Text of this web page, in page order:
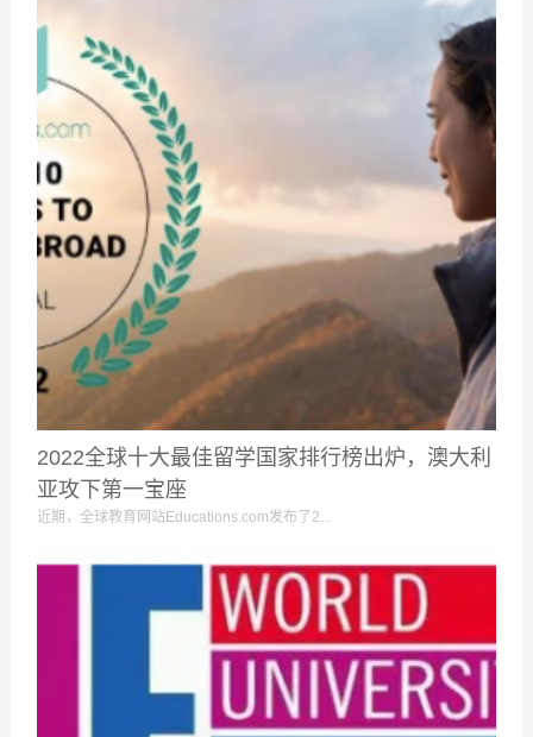
2022全球十大最佳留学国家排行榜出炉，澳大利
亚攻下第一宝座
近期，全球教育网站Educations.com发布了2...